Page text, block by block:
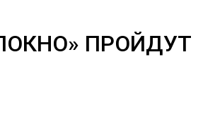
ПРОЙДУТ